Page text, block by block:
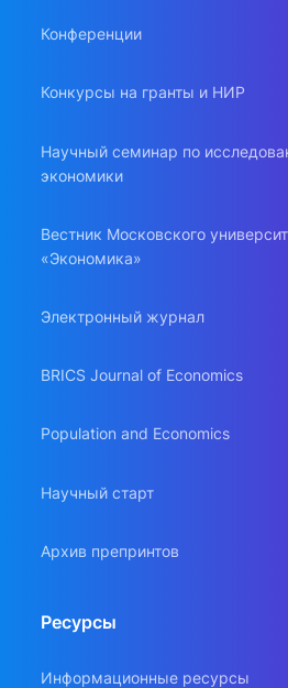
Конференции
Конкурсы на гранты и НИР
Научный семинар по
экономики
Вестник Московского
«Экономика»
Электронный журнал
BRICS Journal of Economics
Population and Economics
Научный старт
Архив препринтов
Ресурсы
Информационные ресурсы